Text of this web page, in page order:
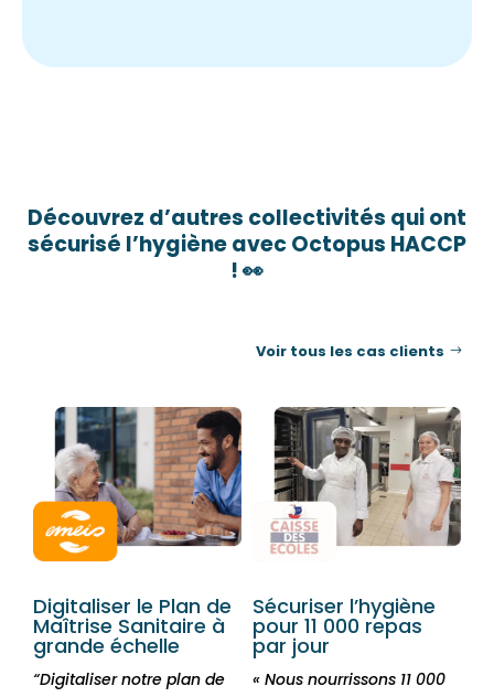
Découvrez d’autres collectivités qui ont
sécurisé l’hygiène avec Octopus HACCP
! 👀
Voir tous les cas clients
Digitaliser le Plan de
Maîtrise Sanitaire à
grande échelle
“Digitaliser notre plan de
Sécuriser l’hygiène
pour 11 000 repas
par jour
« Nous nourrissons 11 000